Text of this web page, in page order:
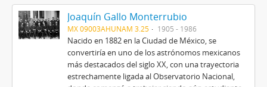
Joaquín Gallo Monterrubio
MX 09003AHUNAM 3.25 1905 - 1986
Nacido en 1882 en la Ciudad de México, se
convertiría en uno de los astrónomos mexicanos
más destacados del siglo XX, con una trayectoria
estrechamente ligada al Observatorio Nacional,